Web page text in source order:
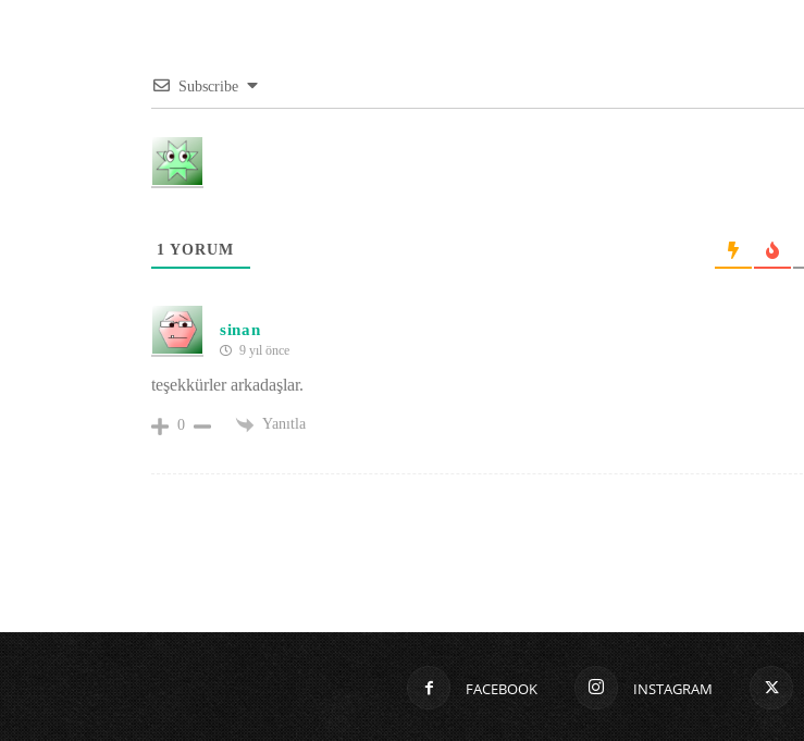
Subscribe
1 YORUM
sinan
9 yıl önce
teşekkürler arkadaşlar.
0 Yanıtla
FACEBOOK INSTAGRAM